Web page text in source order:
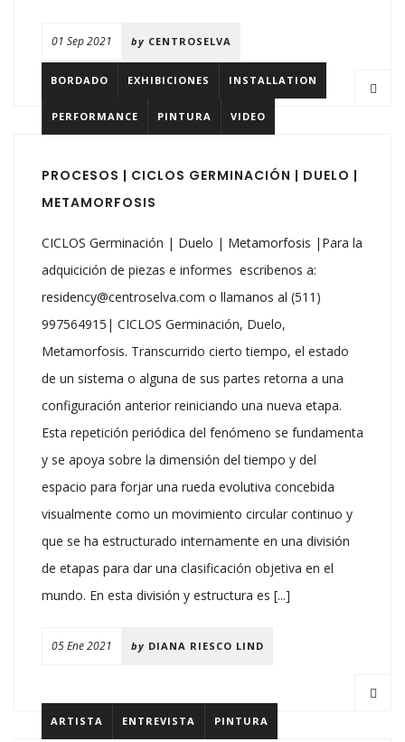
01 Sep 2021 by CENTROSELVA
BORDADO EXHIBICIONES INSTALLATION
PERFORMANCE PINTURA VIDEO
PROCESOS | CICLOS GERMINACIÓN | DUELO |
METAMORFOSIS
CICLOS Germinación | Duelo | Metamorfosis |Para la
adquicición de piezas e informes escribenos a:
residency@centroselva.com o llamanos al (511)
997564915| CICLOS Germinación, Duelo,
Metamorfosis. Transcurrido cierto tiempo, el estado
de un sistema o alguna de sus partes retorna a una
configuración anterior reiniciando una nueva etapa.
Esta repetición periódica del fenómeno se fundamenta
y se apoya sobre la dimensión del tiempo y del
espacio para forjar una rueda evolutiva concebida
visualmente como un movimiento circular continuo y
que se ha estructurado internamente en una división
de etapas para dar una clasificación objetiva en el
mundo. En esta división y estructura es [...]
05 Ene 2021 by DIANA RIESCO LIND
ARTISTA ENTREVISTA PINTURA